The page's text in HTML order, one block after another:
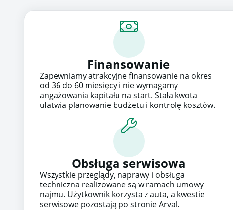
Finansowanie
Zapewniamy atrakcyjne finansowanie na okres
od 36 do 60 miesięcy i nie wymagamy
angażowania kapitału na start. Stała kwota
ułatwia planowanie budżetu i kontrolę kosztów.
Obsługa serwisowa
Wszystkie przeglądy, naprawy i obsługa
techniczna realizowane są w ramach umowy
najmu. Użytkownik korzysta z auta, a kwestie
serwisowe pozostają po stronie Arval.